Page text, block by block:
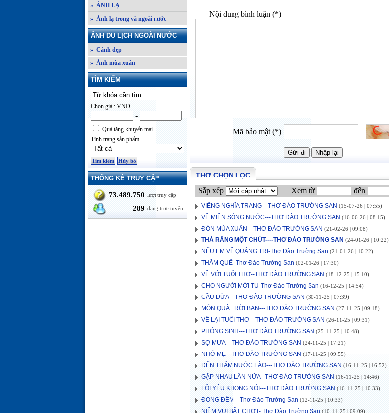
» ẢNH LẠ
» Ảnh lạ trong và ngoài nước
ẢNH DU LỊCH NGOÀI NƯỚC
» Cảnh đẹp
» Ảnh mùa xuân
TÌM KIẾM
Chọn giá : VND
-
Quà tặng khuyến mại
Tình trạng sản phẩm
THỐNG KÊ TRUY CẬP
73.489.750 lượt truy cập
289 đang trực tuyến
Nội dung bình luận (*)
Mã bảo mật (*)
THƠ CHỌN LỌC
Sắp xếp Xem từ đến
VIẾNG NGHĨA TRANG---THƠ ĐÀO TRƯỜNG SAN (15-07-26 | 07:55)
VỀ MIỀN SÔNG NƯỚC---THƠ ĐÀO TRƯỜNG SAN (16-06-26 | 08:15)
ĐÓN MÙA XUÂN---THƠ ĐÀO TRƯỜNG SAN (21-02-26 | 09:08)
THÀ RẰNG MỘT CHÚT----THƠ ĐÀO TRƯỜNG SAN (24-01-26 | 10:22)
NẾU EM VỀ QUẢNG TRỊ-Thơ Đào Trường San (21-01-26 | 10:22)
THĂM QUÊ- Thơ Đào Trường San (02-01-26 | 17:30)
VỀ VỚI TUỔI THƠ--THƠ ĐÀO TRƯỜNG SAN (18-12-25 | 15:10)
CHO NGƯỜI MỚI TU-Thơ Đào Trường San (16-12-25 | 14:54)
CẦU DỪA---THƠ ĐÀO TRƯỜNG SAN (30-11-25 | 07:39)
MÓN QUÀ TRỜI BAN---THƠ ĐÀO TRƯỜNG SAN (27-11-25 | 09:18)
VỀ LẠI TUỔI THƠ---THƠ ĐÀO TRƯỜNG SAN (26-11-25 | 09:31)
PHÓNG SINH---THƠ ĐÀO TRƯỜNG SAN (25-11-25 | 10:48)
SỢ MƯA---THƠ ĐÀO TRƯỜNG SAN (24-11-25 | 17:21)
NHỚ MẸ---THƠ ĐÀO TRƯỜNG SAN (17-11-25 | 09:55)
ĐẾN THĂM NƯỚC LÀO---THƠ ĐÀO TRƯỜNG SAN (16-11-25 | 16:52)
GẶP NHAU LẦN NỮA--THƠ ĐÀO TRƯỜNG SAN (16-11-25 | 14:46)
LỖI YÊU KHỌNG NÓI---THƠ ĐÀO TRƯỜNG SAN (16-11-25 | 10:33)
ĐONG ĐẾM---Thơ Đào Trường San (12-11-25 | 10:33)
NIỀM VUI BẤT CHỢT- Thơ Đào Trường San (10-11-25 | 09:09)